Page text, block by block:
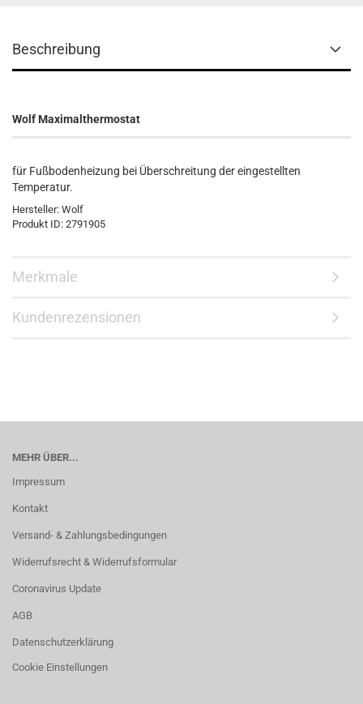
Beschreibung
Wolf Maximalthermostat
für Fußbodenheizung bei Überschreitung der eingestellten
Temperatur.
Hersteller: Wolf
Produkt ID: 2791905
Merkmale
Kundenrezensionen
MEHR ÜBER...
Impressum
Kontakt
Versand- & Zahlungsbedingungen
Widerrufsrecht & Widerrufsformular
Coronavirus Update
AGB
Datenschutzerklärung
Cookie Einstellungen